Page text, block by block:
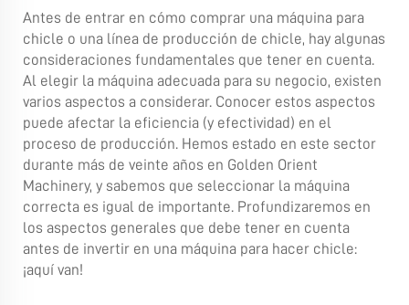
Antes de entrar en cómo comprar una máquina para
chicle o una línea de producción de chicle, hay algunas
consideraciones fundamentales que tener en cuenta.
Al elegir la máquina adecuada para su negocio, existen
varios aspectos a considerar. Conocer estos aspectos
puede afectar la eficiencia (y efectividad) en el
proceso de producción. Hemos estado en este sector
durante más de veinte años en Golden Orient
Machinery, y sabemos que seleccionar la máquina
correcta es igual de importante. Profundizaremos en
los aspectos generales que debe tener en cuenta
antes de invertir en una máquina para hacer chicle:
¡aquí van!